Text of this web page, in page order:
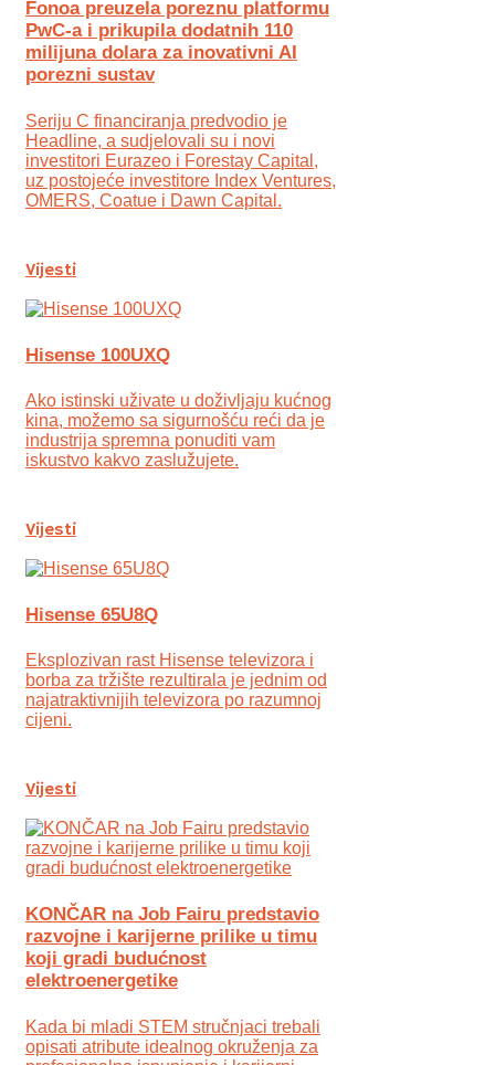
Fonoa preuzela poreznu platformu
PwC-a i prikupila dodatnih 110
milijuna dolara za inovativni AI
porezni sustav
Seriju C financiranja predvodio je
Headline, a sudjelovali su i novi
investitori Eurazeo i Forestay Capital,
uz postojeće investitore Index Ventures,
OMERS, Coatue i Dawn Capital.
Vijesti
Hisense 100UXQ
Ako istinski uživate u doživljaju kućnog
kina, možemo sa sigurnošću reći da je
industrija spremna ponuditi vam
iskustvo kakvo zaslužujete.
Vijesti
Hisense 65U8Q
Eksplozivan rast Hisense televizora i
borba za tržište rezultirala je jednim od
najatraktivnijih televizora po razumnoj
cijeni.
Vijesti
KONČAR na Job Fairu predstavio
razvojne i karijerne prilike u timu
koji gradi budućnost
elektroenergetike
Kada bi mladi STEM stručnjaci trebali
opisati atribute idealnog okruženja za